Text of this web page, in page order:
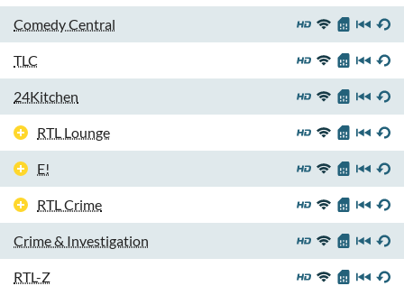
Comedy Central
TLC
24Kitchen
RTL Lounge
E!
RTL Crime
Crime & Investigation
RTL-Z